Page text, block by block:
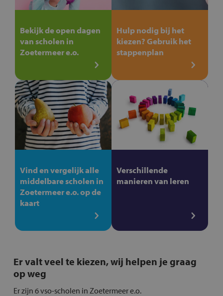
Bekijk de open dagen
van scholen in
Zoetermeer e.o.
Hulp nodig bij het
kiezen? Gebruik het
stappenplan
Vind en vergelijk alle
middelbare scholen in
Zoetermeer e.o. op de
kaart
Verschillende
manieren van leren
Er valt veel te kiezen, wij helpen je graag
op weg
Er zijn 6 vso-scholen in Zoetermeer e.o.